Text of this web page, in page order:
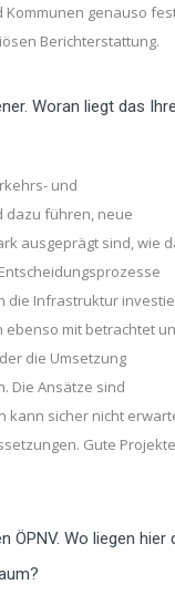
Kommunen genauso
Berichterstattung.
Woran liegt das
und
dazu führen, neue
ausgeprägt sind, wie
die Infrastruktur
mit betrachtet
die Umsetzung
Die Ansätze sind
sicher nicht
Gute Projekte
ÖPNV. Wo liegen hier